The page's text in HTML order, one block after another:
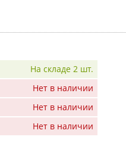
На складе 2 шт.
Нет в наличии
Нет в наличии
Нет в наличии